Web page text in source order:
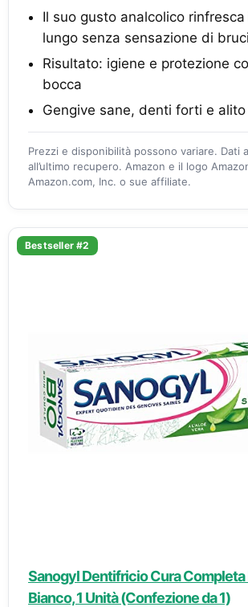
Il suo gusto analcolico
lungo senza sensazione di
Risultato: igiene e protezione
bocca
Gengive sane, denti forti e
Prezzi e disponibilità possono variare. Dati
all’ultimo recupero. Amazon e il logo
Amazon.com, Inc. o sue affiliate.
Bestseller #2
Sanogyl Dentifricio Cura Completa
Bianco, 1 Unità (Confezione da 1)